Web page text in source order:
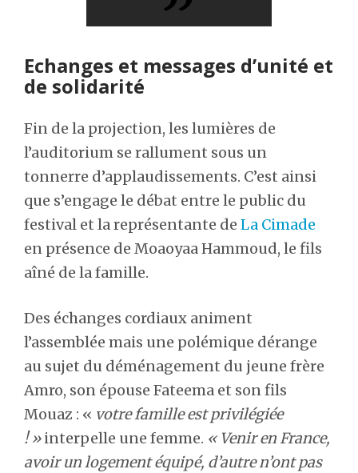
Echanges et messages d’unité et
de solidarité
Fin de la projection, les lumières de
l’auditorium se rallument sous un
tonnerre d’applaudissements. C’est ainsi
que s’engage le débat entre le public du
festival et la représentante de La Cimade
en présence de Moaoyaa Hammoud, le fils
aîné de la famille.
Des échanges cordiaux animent
l’assemblée mais une polémique dérange
au sujet du déménagement du jeune frère
Amro, son épouse Fateema et son fils
Mouaz : « votre famille est privilégiée
! »interpelle une femme. « Venir en France,
avoir un logement équipé, d’autre n’ont pas